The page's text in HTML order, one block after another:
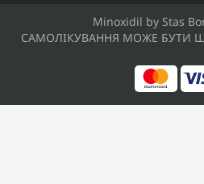
Minoxidil by Stas
САМОЛІКУВАННЯ МОЖЕ БУТИ